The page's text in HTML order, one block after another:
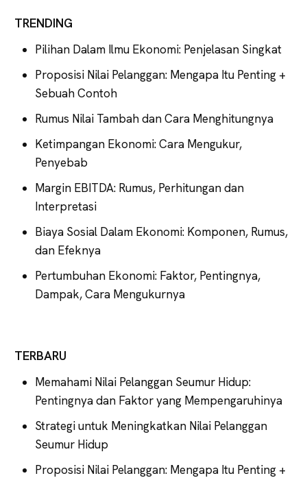
TRENDING
Pilihan Dalam Ilmu Ekonomi: Penjelasan Singkat
Proposisi Nilai Pelanggan: Mengapa Itu Penting +
Sebuah Contoh
Rumus Nilai Tambah dan Cara Menghitungnya
Ketimpangan Ekonomi: Cara Mengukur,
Penyebab
Margin EBITDA: Rumus, Perhitungan dan
Interpretasi
Biaya Sosial Dalam Ekonomi: Komponen, Rumus,
dan Efeknya
Pertumbuhan Ekonomi: Faktor, Pentingnya,
Dampak, Cara Mengukurnya
TERBARU
Memahami Nilai Pelanggan Seumur Hidup:
Pentingnya dan Faktor yang Mempengaruhinya
Strategi untuk Meningkatkan Nilai Pelanggan
Seumur Hidup
Proposisi Nilai Pelanggan: Mengapa Itu Penting +